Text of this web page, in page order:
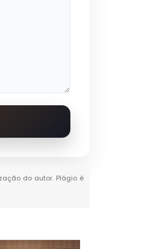
do autor. Plágio é